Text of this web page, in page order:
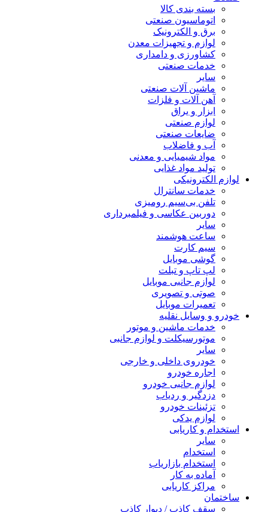
بسته بندی کالا
اتوماسیون صنعتی
برق و الکترونیک
لوازم و تجهیزات معدن
کشاورزی و دامداری
خدمات صنعتی
سایر
ماشین آلات صنعتی
آهن آلات و فلزات
ابزار و یراق
لوازم صنعتی
ضایعات صنعتی
آب و فاضلاب
مواد شیمیایی و معدنی
تولید مواد غذایی
لوازم الکترونیکی
خدمات سانترال
تلفن بی‌سیم رومیزی
دوربین عکاسی و فیلمبرداری
سایر
ساعت هوشمند
سیم کارت
گوشی موبایل
لپ تاپ و تبلت
لوازم جانبی موبایل
صوتی و تصویری
تعمیرات موبایل
خودرو و وسایل نقلیه
خدمات ماشین و موتور
موتورسیکلت و لوازم جانبی
سایر
خودروی داخلی و خارجی
اجاره خودرو
لوازم جانبی خودرو
دزدگیر و ردیاب
تزئینات خودرو
لوازم یدکی
استخدام و کاریابی
سایر
استخدام
استخدام بازاریاب
آماده به کار
مراکز کاریابی
ساختمان
سقف کاذب / دیوار کاذب